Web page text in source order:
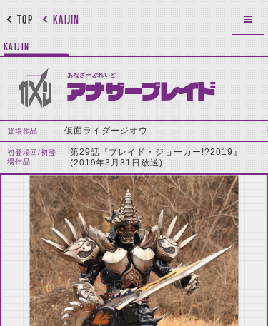
KAIJIN
TOP
KAIJIN
あなざーぶれいど
アナザーブレイド
登場作品 仮面ライダージオウ
初登場回/初登
場作品
第29話『ブレイド・ジョーカー!?2019』
(2019年3月31日放送)